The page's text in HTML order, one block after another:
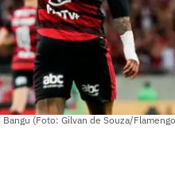
(Foto: Gilvan de Souza/